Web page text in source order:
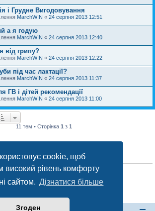
cookie, щоб
високий рівень комфорту
сайтом. Дізнатися більше
Згоден
і Грудне Вигодовування
MarchWIN « 24 серпня 2013 12:51
а я годую
MarchWIN « 24 серпня 2013 12:40
від грипу?
MarchWIN « 24 серпня 2013 12:22
під час лактації?
MarchWIN « 24 серпня 2013 11:37
ГВ і дітей рекомендації
MarchWIN « 24 серпня 2013 11:00
11 тем • Сторінка 1 з 1
нові теми у цьому форумі
ваші повідомлення у цьому форумі
у цьому форумі